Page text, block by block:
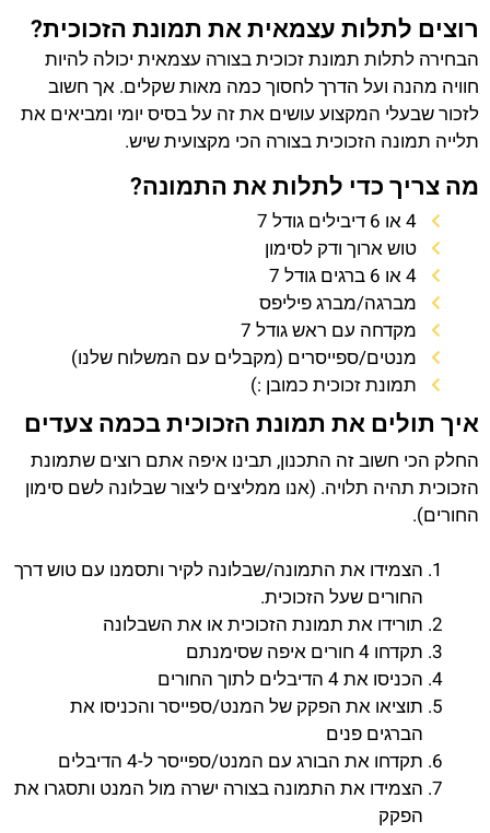
רוצים לתלות עצמאית את תמונת הזכוכית?
הבחירה לתלות תמונת זכוכית בצורה עצמאית יכולה להיות
חוויה מהנה ועל הדרך לחסוך כמה מאות שקלים. אך חשוב
לזכור שבעלי המקצוע עושים את זה על בסיס יומי ומביאים את
תלייה תמונה הזכוכית בצורה הכי מקצועית שיש.
מה צריך כדי לתלות את התמונה?
4 או 6 דיבילים גודל 7
טוש ארוך ודק לסימון
4 או 6 ברגים גודל 7
מברגה/מברג פיליפס
מקדחה עם ראש גודל 7
מנטים/ספייסרים (מקבלים עם המשלוח שלנו)
תמונת זכוכית כמובן :)
איך תולים את תמונת הזכוכית בכמה צעדים
החלק הכי חשוב זה התכנון, תבינו איפה אתם רוצים שתמונת
הזכוכית תהיה תלויה. (אנו ממליצים ליצור שבלונה לשם סימון
החורים).
הצמידו את התמונה/שבלונה לקיר ותסמנו עם טוש דרך
החורים שעל הזכוכית.
תורידו את תמונת הזכוכית או את השבלונה
תקדחו 4 חורים איפה שסימנתם
הכניסו את 4 הדיבלים לתוך החורים
תוציאו את הפקק של המנט/ספייסר והכניסו את
הברגים פנים
תקדחו את הבורג עם המנט/ספייסר ל-4 הדיבלים
הצמידו את התמונה בצורה ישרה מול המנט ותסגרו את
הפקק